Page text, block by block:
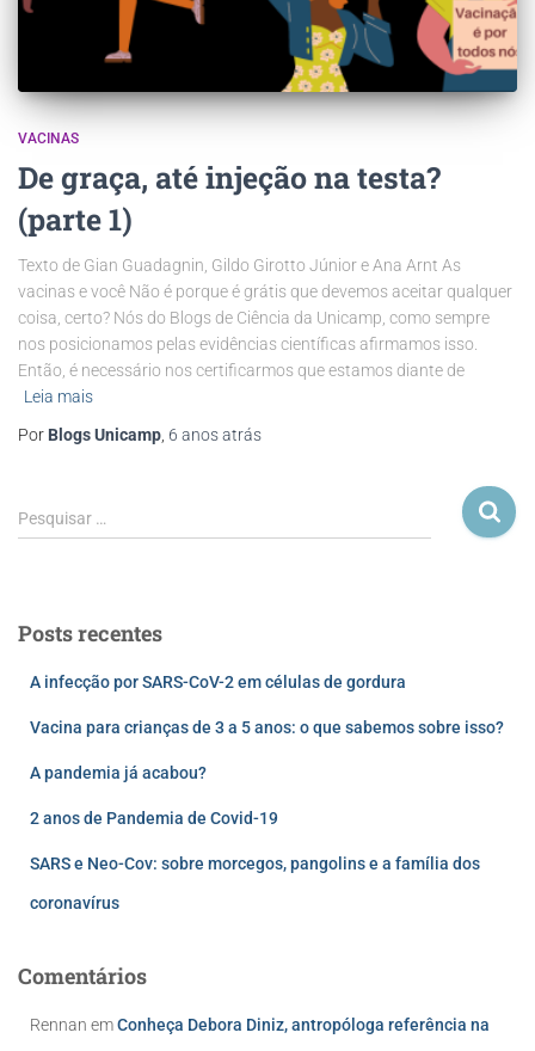
VACINAS
De graça, até injeção na testa?
(parte 1)
Texto de Gian Guadagnin, Gildo Girotto Júnior e Ana Arnt As
vacinas e você Não é porque é grátis que devemos aceitar qualquer
coisa, certo? Nós do Blogs de Ciência da Unicamp, como sempre
nos posicionamos pelas evidências científicas afirmamos isso.
Então, é necessário nos certificarmos que estamos diante de
Leia mais
Por Blogs Unicamp 6 anosatrás
Pesquisar …
Posts recentes
A infecção por SARS-CoV-2 em células de gordura
Vacina para crianças de 3 a 5 anos: o que sabemos sobre isso?
A pandemia já acabou?
2 anos de Pandemia de Covid-19
SARS e Neo-Cov: sobre morcegos, pangolins e a família dos
coronavírus
Comentários
Rennan emConheça Debora Diniz, antropóloga referência na